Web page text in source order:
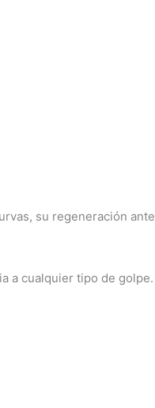
su regeneración ante
a cualquier tipo de golpe.